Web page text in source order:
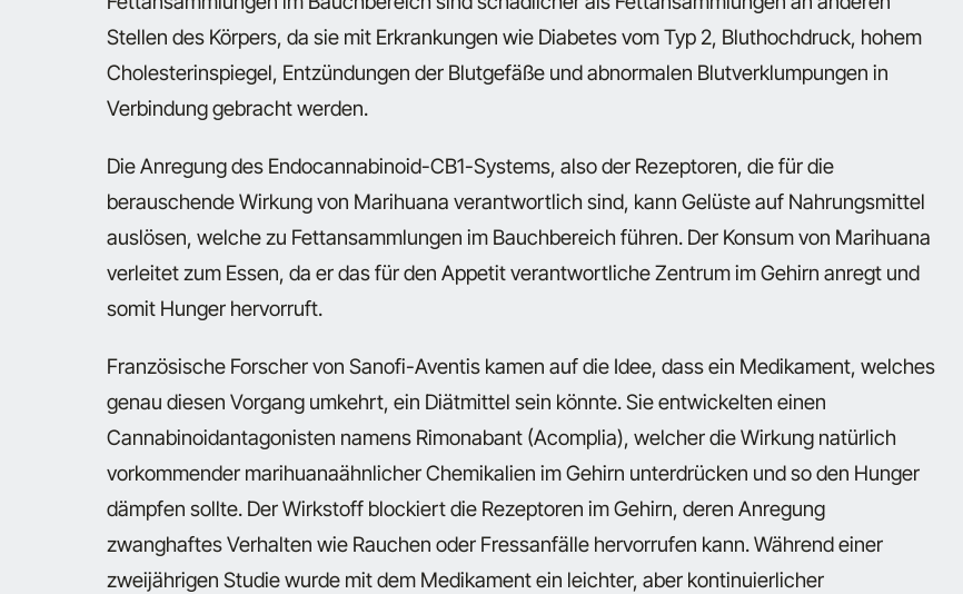
Stellen des Körpers, da sie mit Erkrankungen wie Diabetes vom Typ 2, Bluthochdruck, hohem
Cholesterinspiegel, Entzündungen der Blutgefäße und abnormalen Blutverklumpungen in
Verbindung gebracht werden.
Die Anregung des Endocannabinoid-CB1-Systems, also der Rezeptoren, die für die
berauschende Wirkung von Marihuana verantwortlich sind, kann Gelüste auf Nahrungsmittel
auslösen, welche zu Fettansammlungen im Bauchbereich führen. Der Konsum von Marihuana
verleitet zum Essen, da er das für den Appetit verantwortliche Zentrum im Gehirn anregt und
somit Hunger hervorruft.
Französische Forscher von Sanofi-Aventis kamen auf die Idee, dass ein Medikament, welches
genau diesen Vorgang umkehrt, ein Diätmittel sein könnte. Sie entwickelten einen
Cannabinoidantagonisten namens Rimonabant (Acomplia), welcher die Wirkung natürlich
vorkommender marihuanaähnlicher Chemikalien im Gehirn unterdrücken und so den Hunger
dämpfen sollte. Der Wirkstoff blockiert die Rezeptoren im Gehirn, deren Anregung
zwanghaftes Verhalten wie Rauchen oder Fressanfälle hervorrufen kann. Während einer
zweijährigen Studie wurde mit dem Medikament ein leichter, aber kontinuierlicher